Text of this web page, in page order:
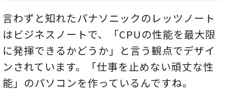
言わずと知れたパナソニックのレッツノート
はビジネスノートで、「CPUの性能を最大限
に発揮できるかどうか」と言う観点でデザイ
ンされています。「仕事を止めない頑丈な性
能」のパソコンを作っているんですね。